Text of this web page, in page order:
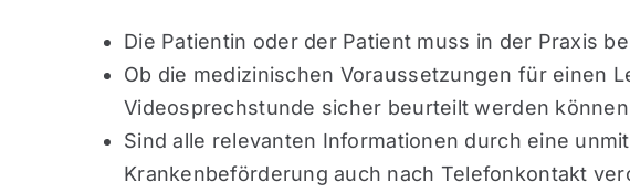
Die Patientin oder der Patient muss in der Praxis
Ob die medizinischen Voraussetzungen für einen
Videosprechstunde sicher beurteilt werden
Sind alle relevanten Informationen durch eine
Krankenbeförderung auch nach Telefonkontakt